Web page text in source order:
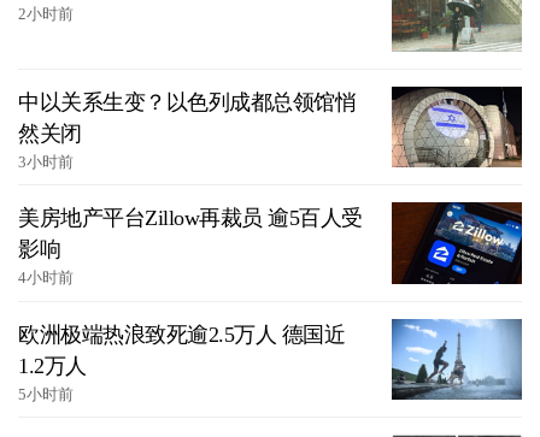
2小时前
中以关系生变？以色列成都总领馆悄
然关闭
3小时前
美房地产平台Zillow再裁员 逾5百人受
影响
4小时前
欧洲极端热浪致死逾2.5万人 德国近
1.2万人
5小时前